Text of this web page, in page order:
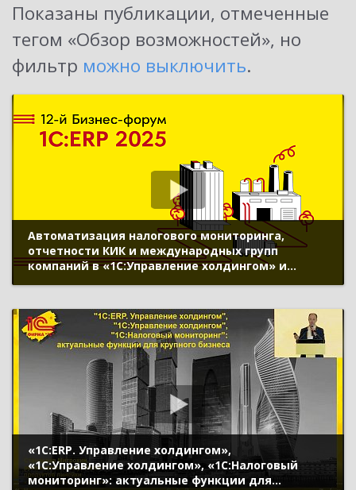
Показаны публикации, отмеченные
тегом «Обзор возможностей», но
фильтр можно выключить.
Автоматизация налогового мониторинга,
отчетности КИК и международных групп
компаний в «1С:Управление холдингом» и
Алексей, «1С»)
«1С:ERP. Управление холдингом»,
«1С:Управление холдингом», «1С:Налоговый
мониторинг»: актуальные функции для